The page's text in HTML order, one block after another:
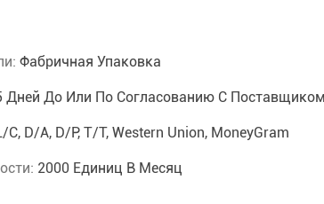
Фабричная Упаковка
Дней До Или По Согласованию С
C, D/A, D/P, T/T, Western Union, MoneyGram
2000 Единиц В Месяц